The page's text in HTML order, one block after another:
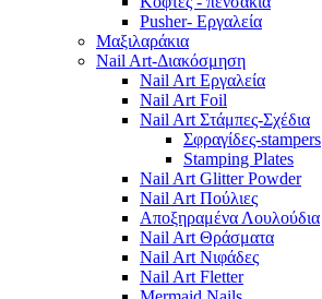
Pusher- Εργαλεία
Μαξιλαράκια
Nail Art-Διακόσμηση
Nail Art Εργαλεία
Nail Art Foil
Nail Art Στάμπες-Σχέδια
Σφραγίδες-stampers
Stamping Plates
Nail Art Glitter Powder
Nail Art Πούλιες
Αποξηραμένα Λουλούδια
Nail Art Θράσματα
Nail Art Νιφάδες
Nail Art Fletter